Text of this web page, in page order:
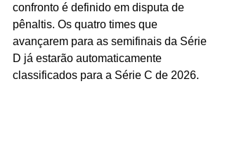
confronto é definido em disputa de
pênaltis. Os quatro times que
avançarem para as semifinais da Série
D já estarão automaticamente
classificados para a Série C de 2026.